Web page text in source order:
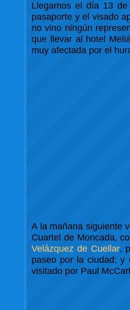
Llegamos el día 13 de
pasaporte y el visado
no vino ningún
que llevar al hotel
muy afectada por el
A la mañana siguiente
Cuartel de Moncada,
Velázquez de Cuellar,
paseo por la ciudad; y
visitado por Paul